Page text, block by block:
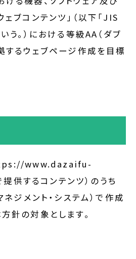
ブコンテンツ」（以下「JIS
。）における等級AA（ダブ
するウェブページ作成を目標
www.dazaifu-
するコンテンツ）のうち
ネジメント・システム）で作成
針の対象とします。